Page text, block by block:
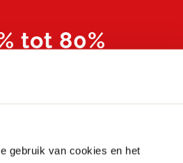
gebruik van cookies en het
tot 80%
in Zutphen &